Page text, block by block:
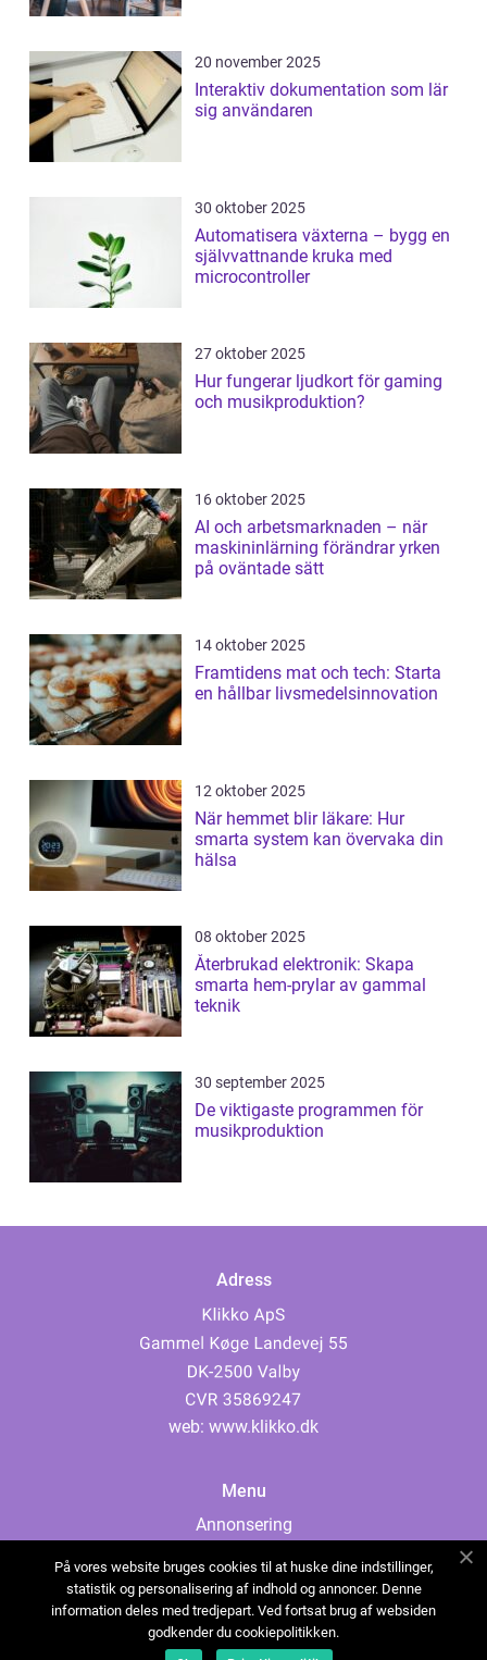
20 november 2025
Interaktiv dokumentation som lär
sig användaren
30 oktober 2025
Automatisera växterna – bygg en
självvattnande kruka med
microcontroller
27 oktober 2025
Hur fungerar ljudkort för gaming
och musikproduktion?
16 oktober 2025
AI och arbetsmarknaden – när
maskininlärning förändrar yrken
på oväntade sätt
14 oktober 2025
Framtidens mat och tech: Starta
en hållbar livsmedelsinnovation
12 oktober 2025
När hemmet blir läkare: Hur
smarta system kan övervaka din
hälsa
08 oktober 2025
Återbrukad elektronik: Skapa
smarta hem-prylar av gammal
teknik
30 september 2025
De viktigaste programmen för
musikproduktion
Adress
web: www.klikko.dk
Menu
Annonsering
Cookies
Kontakta oss
Sitemap
På vores website bruges cookies til at huske dine indstillinger,
statistik og personalisering af indhold og annoncer. Denne
information deles med tredjepart. Ved fortsat brug af websiden
godkender du cookiepolitikken.